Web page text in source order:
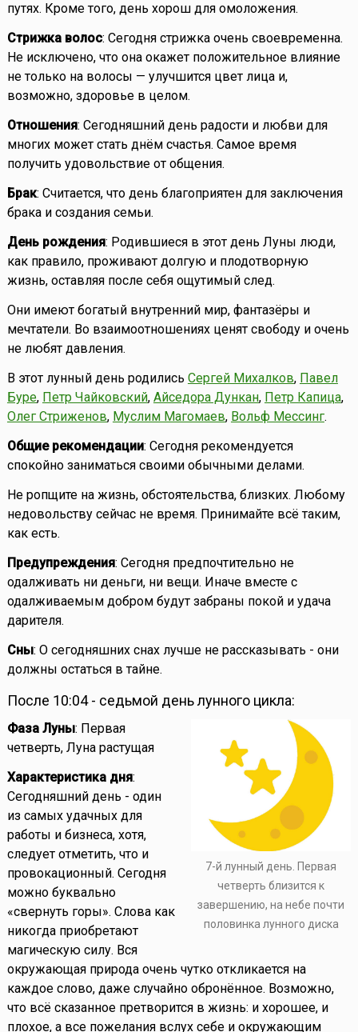
путях. Кроме того, день хорош для омоложения.
Стрижка волос: Сегодня стрижка очень своевременна.
Не исключено, что она окажет положительное влияние
не только на волосы — улучшится цвет лица и,
возможно, здоровье в целом.
Отношения: Сегодняшний день радости и любви для
многих может стать днём счастья. Самое время
получить удовольствие от общения.
Брак: Считается, что день благоприятен для заключения
брака и создания семьи.
День рождения: Родившиеся в этот день Луны люди,
как правило, проживают долгую и плодотворную
жизнь, оставляя после себя ощутимый след.
Они имеют богатый внутренний мир, фантазёры и
мечтатели. Во взаимоотношениях ценят свободу и очень
не любят давления.
В этот лунный день родились Сергей Михалков, Павел
Буре, Петр Чайковский, Айседора Дункан, Петр Капица,
Олег Стриженов, Муслим Магомаев, Вольф Мессинг.
Общие рекомендации: Сегодня рекомендуется
спокойно заниматься своими обычными делами.
Не ропщите на жизнь, обстоятельства, близких. Любому
недовольству сейчас не время. Принимайте всё таким,
как есть.
Предупреждения: Сегодня предпочтительно не
одалживать ни деньги, ни вещи. Иначе вместе с
одалживаемым добром будут забраны покой и удача
дарителя.
Сны: О сегодняшних снах лучше не рассказывать - они
должны остаться в тайне.
После 10:04 - седьмой день лунного цикла:
7-й лунный день. Первая
четверть близится к
завершению, на небе почти
половинка лунного диска
Фаза Луны: Первая
четверть, Луна растущая
Характеристика дня:
Сегодняшний день - один
из самых удачных для
работы и бизнеса, хотя,
следует отметить, что и
провокационный. Сегодня
можно буквально
«свернуть горы». Слова как
никогда приобретают
магическую силу. Вся
окружающая природа очень чутко откликается на
каждое слово, даже случайно обронённое. Возможно,
что всё сказанное претворится в жизнь: и хорошее, и
плохое, а все пожелания вслух себе и окружающим